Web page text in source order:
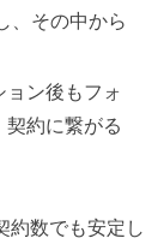
、その中から
ョン後もフォ
契約に繋がる
約数でも安定し